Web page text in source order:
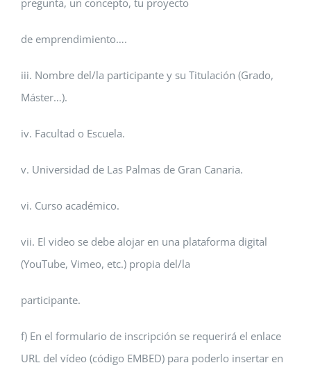
de emprendimiento….
iii. Nombre del/la participante y su Titulación (Grado,
Máster…).
iv. Facultad o Escuela.
v. Universidad de Las Palmas de Gran Canaria.
vi. Curso académico.
vii. El video se debe alojar en una plataforma digital
(YouTube, Vimeo, etc.) propia del/la
participante.
f) En el formulario de inscripción se requerirá el enlace
URL del vídeo (código EMBED) para poderlo insertar en